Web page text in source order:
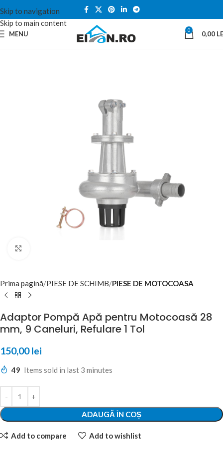
Skip to navigation
Skip to main content
MENU 0 0,00
Prima pagină PIESE DE SCHIMB PIESE DE MOTOCOASA
Adaptor Pompă Apă pentru Motocoasă 28
mm, 9 Caneluri, Refulare 1 Tol
150,00lei
49 Items sold in last 3 minutes
ADAUGĂ ÎN COȘ
Add to compare Add to wishlist